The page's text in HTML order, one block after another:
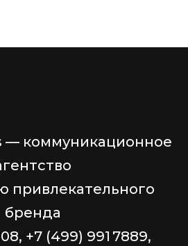
— коммуникационное
привлекательного
бренда
+7 (499) 991 7889,